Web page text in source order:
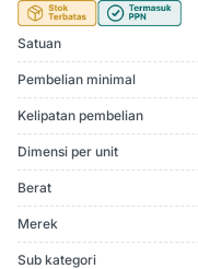
Satuan
Pembelian minimal
Kelipatan pembelian
Dimensi per unit
Berat
Merek
Sub kategori